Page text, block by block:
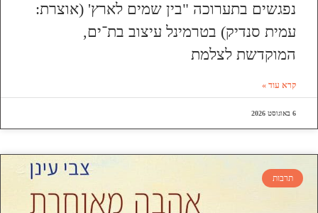
נפגשים בתערוכה "בין שמים לארץ' (אוצרת:
עמית סנדיק) בטרמינל עיצוב בת־ים,
המוקדשת לצלמת
קרא עוד »
6 באוגוסט 2026
תרבות